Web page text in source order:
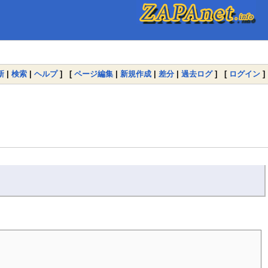
| 検索 | ヘルプ] [ ページ編集 | 新規作成 | 差分 | 過去ログ] [ ログイン ]